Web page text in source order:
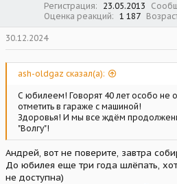
Регистрация 23.05.2013
Оценка реакций
1 187
30.12.2024
ash-oldgaz сказал(а):
С юбилеем! Говорят 40 лет особо не
отметить в гараже с машиной!
Здоровья! И мы все ждём
"Волгу"!
Андрей, вот не поверите, завтра
До юбилея еще три года шлёпать,
не доступна)